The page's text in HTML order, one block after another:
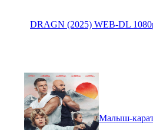
DRAGN (2025) WEB-DL
Малыш-